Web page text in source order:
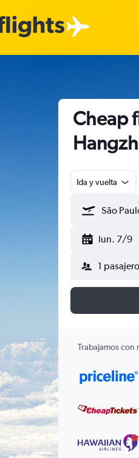
Cheap
Ida y vuelta
lun. 7/9
1
Trabajamos con